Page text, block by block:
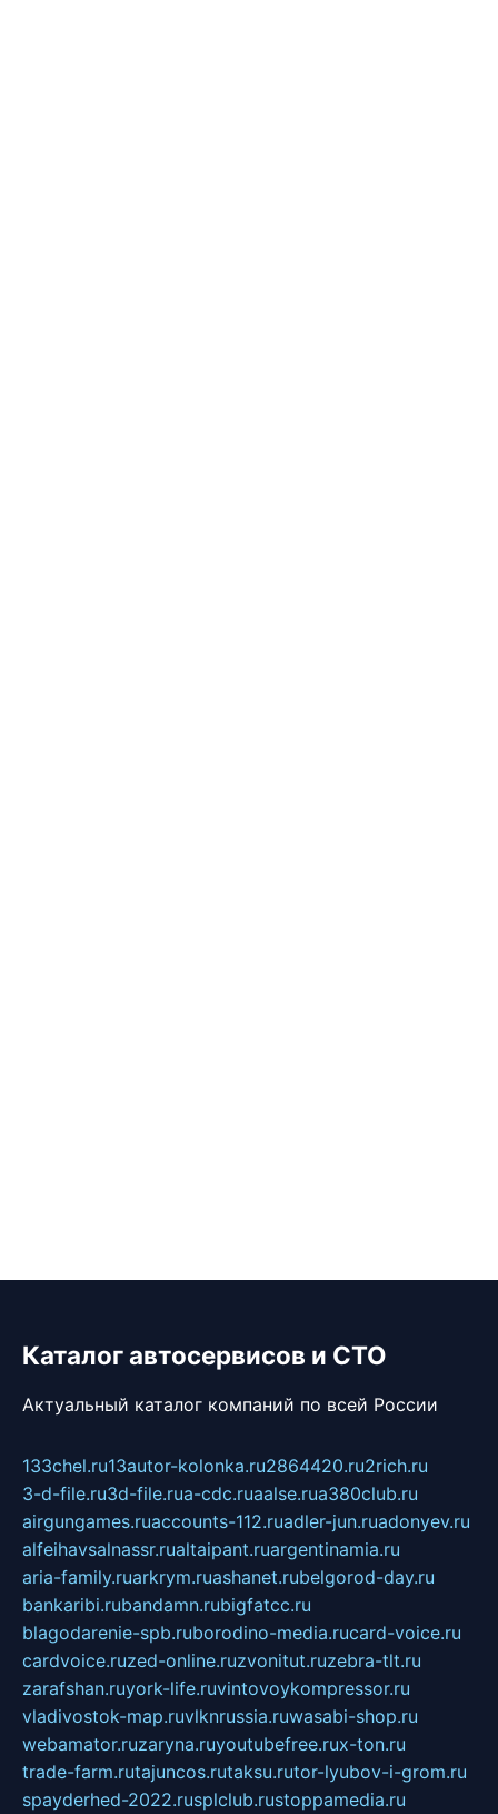
Каталог автосервисов и СТО
Актуальный каталог компаний по всей России
133chel.ru13autor-kolonka.ru2864420.ru2rich.ru
3-d-file.ru3d-file.rua-cdc.ruaalse.rua380club.ru
airgungames.ruaccounts-112.ruadler-jun.ruadonyev.ru
alfeihavsalnassr.rualtaipant.ruargentinamia.ru
aria-family.ruarkrym.ruashanet.rubelgorod-day.ru
bankaribi.rubandamn.rubigfatcc.ru
blagodarenie-spb.ruborodino-media.rucard-voice.ru
cardvoice.ruzed-online.ruzvonitut.ruzebra-tlt.ru
zarafshan.ruyork-life.ruvintovoykompressor.ru
vladivostok-map.ruvlknrussia.ruwasabi-shop.ru
webamator.ruzaryna.ruyoutubefree.rux-ton.ru
trade-farm.rutajuncos.rutaksu.rutor-lyubov-i-grom.ru
spayderhed-2022.rusplclub.rustoppamedia.ru